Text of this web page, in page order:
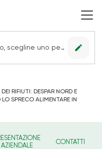
Nessun punto vendita impostato, scegline uno per vedere le offerte. edit
RIFIUTI: DESPAR NORD E
SPRECO ALIMENTARE IN
AZIENDALE
CONTATTI